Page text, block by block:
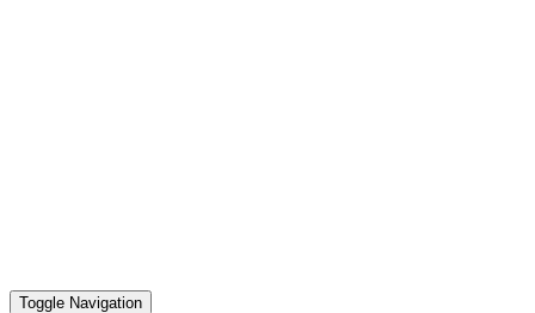
Toggle Navigation